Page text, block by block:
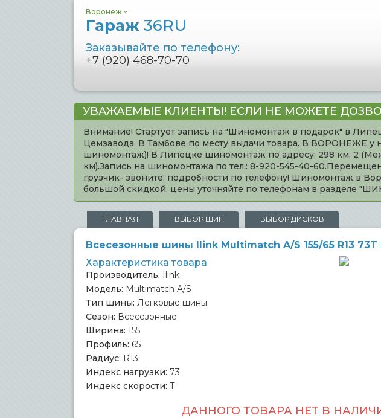
Воронеж
Гараж 36RU
Заказывайте по телефону:
+7 (920) 468-70-70
УВАЖАЕМЫЕ КЛИЕНТЫ! ЕСЛИ НЕ МОЖЕТЕ
Внимание! Стартует запись на "Шиномонтаж в подарок" в
Цемзавода. В Тамбове по месту выдачи товара. В ВОРОНЕЖЕ у
шиномонтаж)! В Липецке шиномонтаж по адресу: 298 км, 2
км).Запись на шиномонтажа по тел.: 8-920-545-40-
грузчик- звоните, подробности по телефону! Шиномонтаж в
большой скидкой, цены уточняйте по телефонам в разделе
ГЛАВНАЯ ВЫБОР ШИН ВЫБОР ДИСКОВ
Всесезонные шины Ilink Multimatch A/S 155/65 R13
Характеристика товара
Производитель: Ilink
Модель: Multimatch A/S
Тип шины: Легковые шины
Сезон: Всесезонные
Ширина: 155
Профиль: 65
Радиус: R13
Индекс нагрузки: 73
Индекс скорости: T
ДАННОГО ТОВАРА НЕТ В